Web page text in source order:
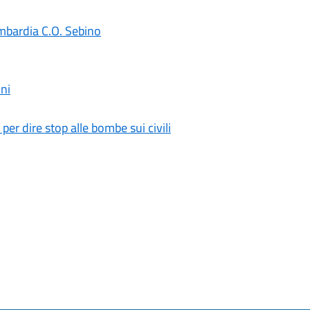
C.O. Sebino
dire stop alle bombe sui civili